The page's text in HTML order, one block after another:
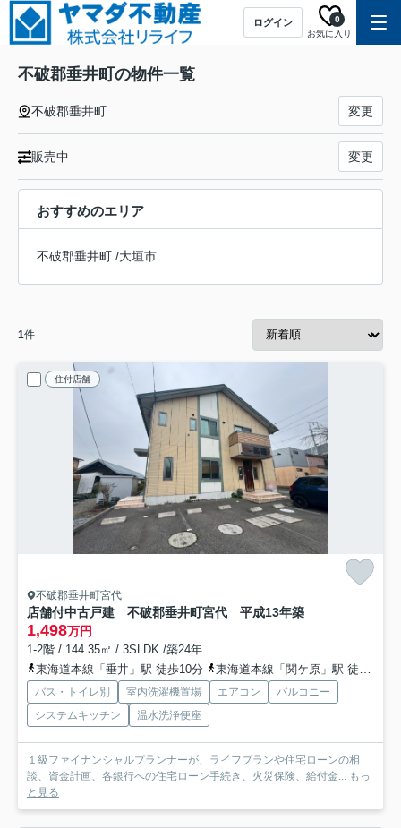
ログイン
お気に入り
0
不破郡垂井町の物件一覧
不破郡垂井町 変更
販売中 変更
おすすめのエリア
不破郡垂井町 /大垣市
1件
住付店舗
不破郡垂井町宮代
店舗付中古戸建 不破郡垂井町宮代 平成13年築
1,498万円
1-2階 / 144.35㎡ / 3SLDK /築24年
東海道本線「垂井」駅 徒歩10分
東海道本線「関ケ原」駅 徒歩70分
バス・トイレ別 室内洗濯機置場 エアコン
バルコニー
システムキッチン
温水洗浄便座
１級ファイナンシャルプランナーが、ライフプランや住宅ローンの相
談、資金計画、各銀行への住宅ローン手続き、火災保険、給付金... もっ
と見る